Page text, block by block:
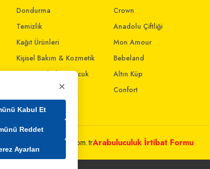
Dondurma
Temizlik
Kağıt Ürünleri
Kişisel Bakım & Kozmetik
Anne - Bebek & Çocuk
Ev & Yaşam
Crown
Anadolu Çiftliği
Mon Amour
Bebeland
Altın Küp
Confort
Arabuluculuk İrtibat Formu
×
Kabul Et
Reddet
Ayarları